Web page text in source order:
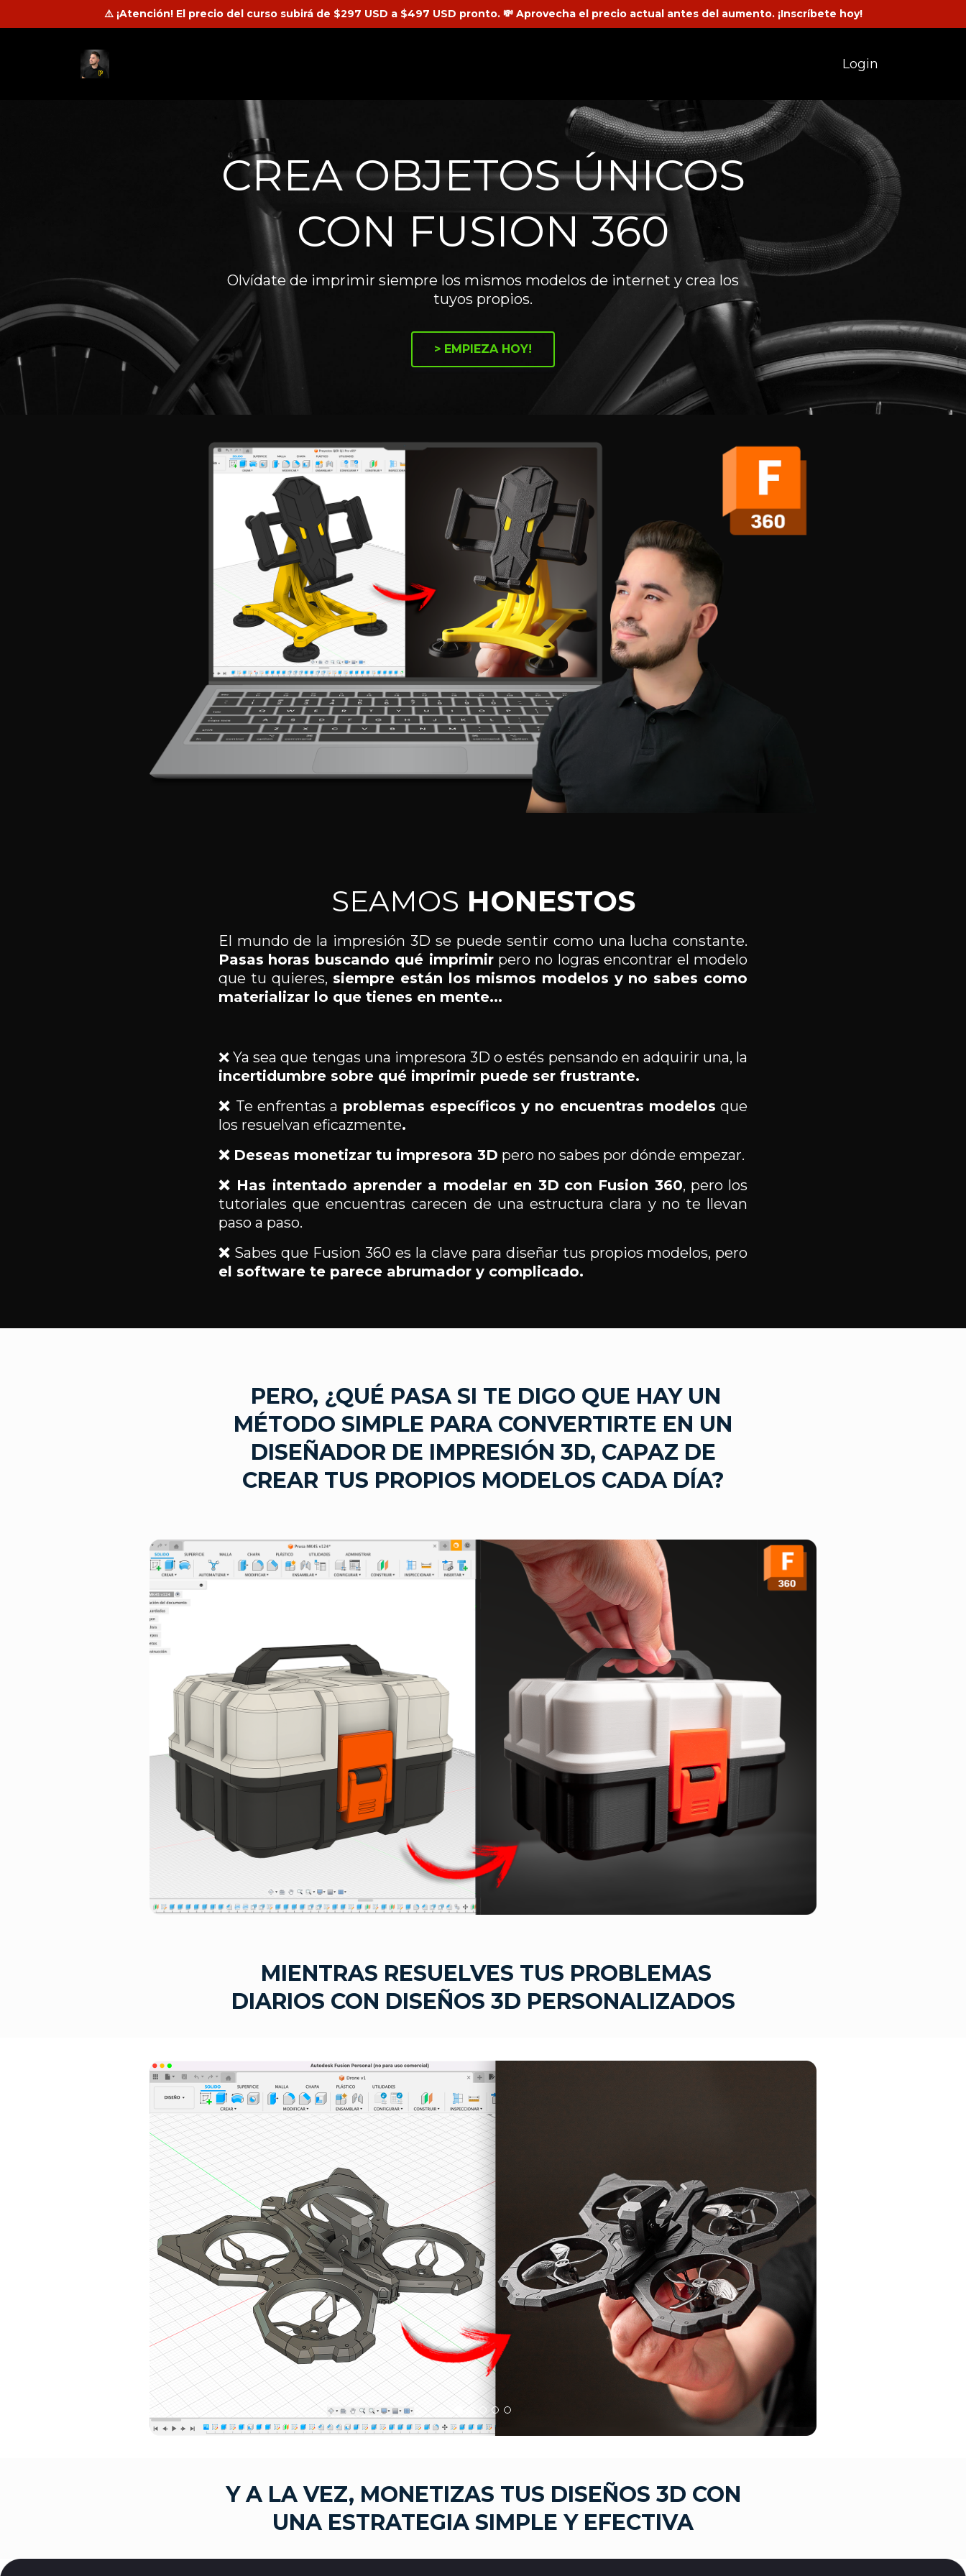
⚠️ ¡Atención! El precio del curso subirá de $297 USD a $497 USD pronto. 💸 Aprovecha el precio actual antes del aumento. ¡Inscríbete hoy!
Login
CREA OBJETOS ÚNICOS
CON FUSION 360
Olvídate de imprimir siempre los mismos modelos de internet y crea los
tuyos propios.
> EMPIEZA HOY!
SEAMOS HONESTOS
El mundo de la impresión 3D se puede sentir como una lucha constante.
Pasas horas buscando qué imprimirpero no logras encontrar el modelo
que tu quieres, siempre están los mismos modelos y no sabes como
materializar lo que tienes en mente...
❌ Ya sea que tengas una impresora 3D o estés pensando en adquirir una, la
incertidumbre sobre qué imprimir puede ser frustrante.
❌ Te enfrentas a problemas específicos y no encuentras modelos que
los resuelvan eficazmente.
❌ Deseas monetizar tu impresora 3D pero no sabes por dónde empezar.
❌ Has intentado aprender a modelar en 3D con Fusion 360, pero los
tutoriales que encuentras carecen de una estructura clara y no te llevan
paso a paso.
❌ Sabes que Fusion 360 es la clave para diseñar tus propios modelos, pero
el software te parece abrumador y complicado.
PERO, ¿QUÉ PASA SI TE DIGO QUE HAY UN
MÉTODO SIMPLE PARA CONVERTIRTE EN UN
DISEÑADOR DE IMPRESIÓN 3D, CAPAZ DE
CREAR TUS PROPIOS MODELOS CADA DÍA?
MIENTRAS RESUELVES TUS PROBLEMAS
DIARIOS CON DISEÑOS 3D PERSONALIZADOS
Y A LA VEZ, MONETIZAS TUS DISEÑOS 3D CON
UNA ESTRATEGIA SIMPLE Y EFECTIVA